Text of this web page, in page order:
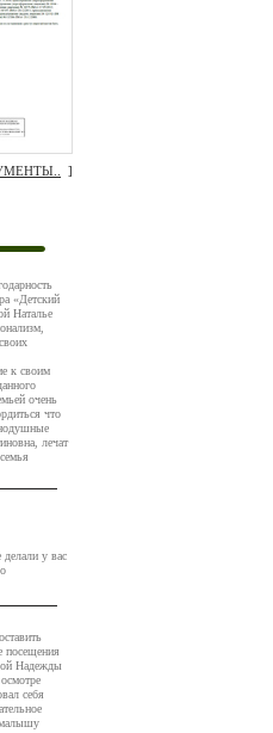
]
«Детский
Наталье
к своим
очень
что
лечат
делали у вас
посещения
Надежды
себя
малышу